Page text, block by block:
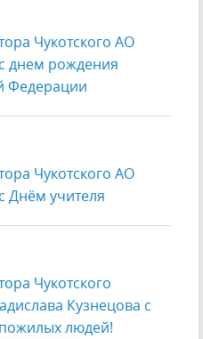
Чукотского АО
днем рождения
Федерации
Чукотского АО
Днём учителя
Чукотского
Кузнецова с
людей!